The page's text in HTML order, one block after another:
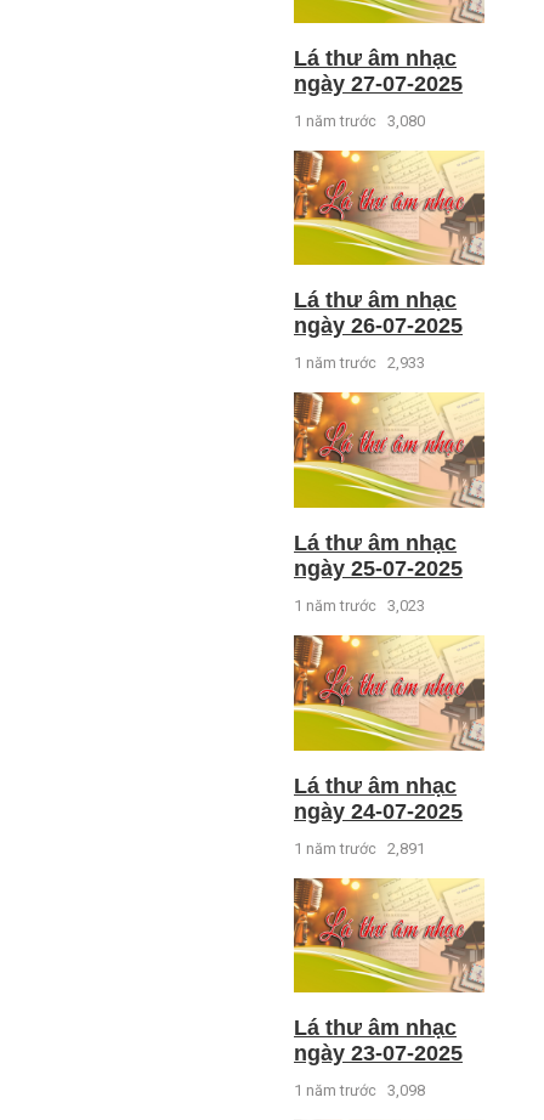
Lá thư âm nhạc
ngày 27-07-2025
1 năm trước 3,080
Lá thư âm nhạc
ngày 26-07-2025
1 năm trước 2,933
Lá thư âm nhạc
ngày 25-07-2025
1 năm trước 3,023
Lá thư âm nhạc
ngày 24-07-2025
1 năm trước 2,891
Lá thư âm nhạc
ngày 23-07-2025
1 năm trước 3,098